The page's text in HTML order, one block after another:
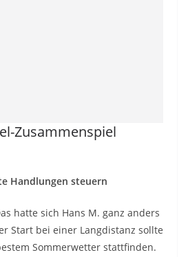
Zusammenspiel
Handlungen steuern
hatte sich Hans M. ganz anders
Start bei einer Langdistanz sollte
Sommerwetter stattfinden.